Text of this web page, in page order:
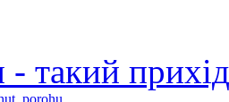
такий